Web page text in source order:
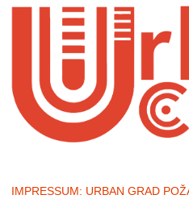
IMPRESSUM: URBAN GRAD